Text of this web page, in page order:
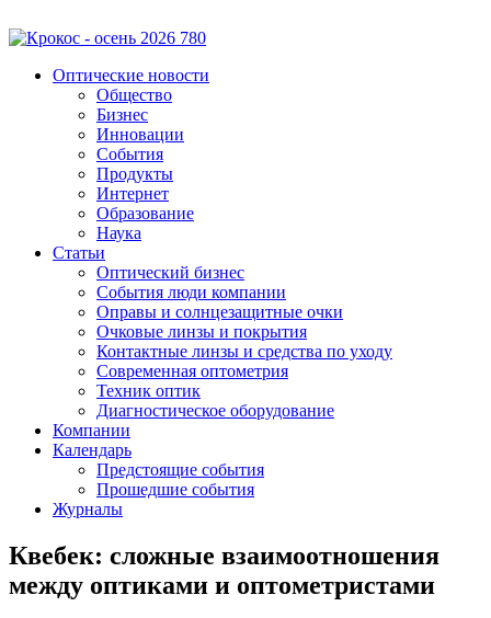
Оптические новости
Общество
Бизнес
Инновации
События
Продукты
Интернет
Образование
Наука
Статьи
Оптический бизнес
События люди компании
Оправы и солнцезащитные очки
Очковые линзы и покрытия
Контактные линзы и средства по уходу
Современная оптометрия
Техник оптик
Диагностическое оборудование
Компании
Календарь
Предстоящие события
Прошедшие события
Журналы
Квебек: сложные взаимоотношения
между оптиками и оптометристами